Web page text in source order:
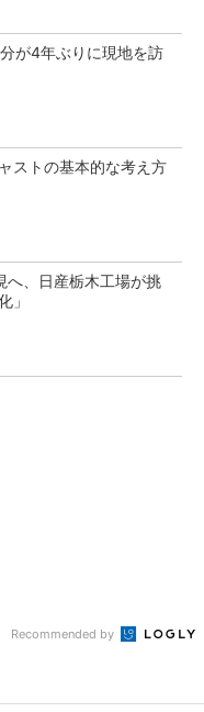
が4年ぶりに現地を訪
ストの基本的な考え方
へ、日産栃木工場が挑
」
Recommended by